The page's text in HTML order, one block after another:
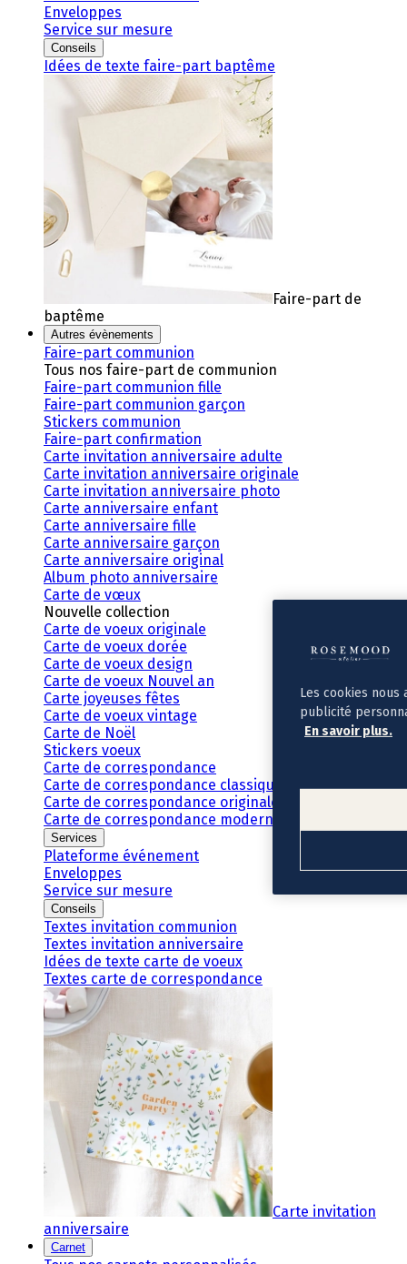
Enveloppes
Service sur mesure
Conseils
Idées de texte faire-part baptême
Faire-part de
baptême
Autres évènements
Faire-part communion
Tous nos faire-part de communion
Faire-part communion fille
Faire-part communion garçon
Stickers communion
Faire-part confirmation
Carte invitation anniversaire adulte
Carte invitation anniversaire originale
Carte invitation anniversaire photo
Carte anniversaire enfant
Carte anniversaire fille
Carte anniversaire garçon
Carte anniversaire original
Album photo anniversaire
Carte de vœux
Nouvelle collection
Carte de voeux originale
Carte de voeux dorée
Carte de voeux design
Carte de voeux Nouvel an
Carte joyeuses fêtes
Carte de voeux vintage
Carte de Noël
Stickers voeux
Carte de correspondance
Carte de correspondance classique
Carte de correspondance originale
Carte de correspondance moderne
Services
Plateforme événement
Enveloppes
Service sur mesure
Conseils
Textes invitation communion
Textes invitation anniversaire
Idées de texte carte de voeux
Textes carte de correspondance
Carte invitation
anniversaire
Carnet
Les cookies
publicité
En savoir plus.